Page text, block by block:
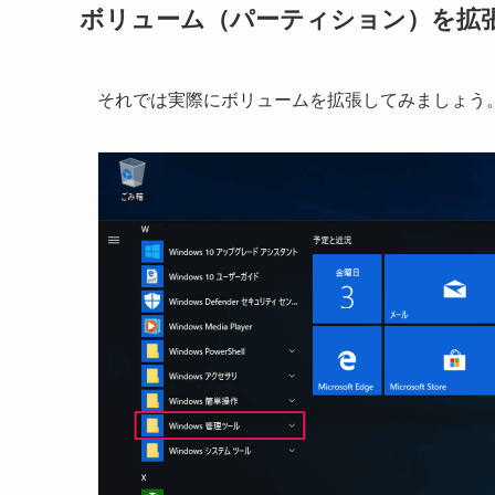
ボリューム（パーティション）を拡
それでは実際にボリュームを拡張してみましょう